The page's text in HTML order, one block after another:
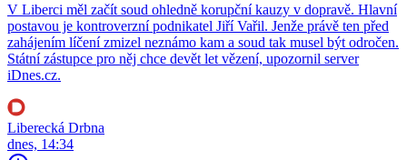
V Liberci měl začít soud ohledně korupční kauzy v dopravě. Hlavní
postavou je kontroverzní podnikatel Jiří Vařil. Jenže právě ten před
zahájením líčení zmizel neznámo kam a soud tak musel být odročen.
Státní zástupce pro něj chce devět let vězení, upozornil server
iDnes.cz.
Liberecká Drbna
dnes, 14:34